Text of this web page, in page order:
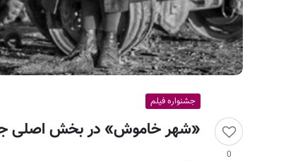
0
جشنواره فیلم
«شهر خاموش» در بخش اصلی